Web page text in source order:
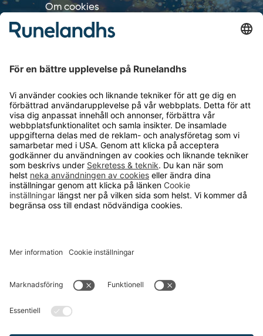
Om cookies
Personuppgiftshantering
OM RUNELANDHS
Om Runelandhs
Köpvillkor
Därför ska du välja oss
Lediga jobb
Kvalitets- och miljöpolicy
TELEFON